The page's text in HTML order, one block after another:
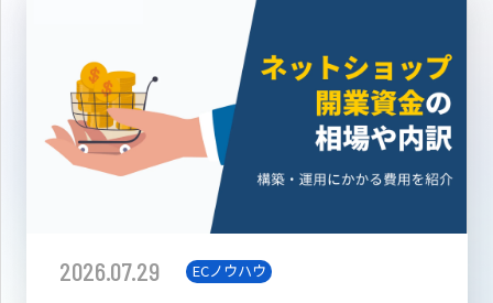
2026.07.29 ECノウハウ